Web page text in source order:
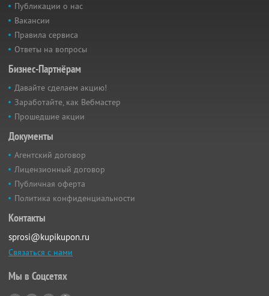
Публикации о нас
Вакансии
Правила сервиса
Ответы на вопросы
Бизнес-Партнёрам
Давайте сделаем акцию!
Заработайте, как Вебмастер
Прошедшие акции
Документы
Агентский договор
Лицензионный договор
Публичная оферта
Политика конфиденциальности
Контакты
sprosi@kupikupon.ru
Связаться с нами
Мы в Соцсетях